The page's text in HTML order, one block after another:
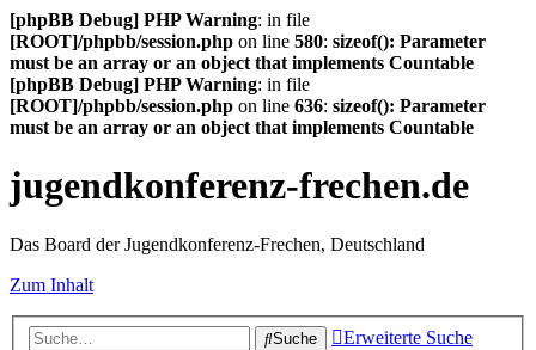
[phpBB Debug] PHP Warning: in file
[ROOT]/phpbb/session.php on line 580: sizeof(): Parameter
must be an array or an object that implements Countable
[phpBB Debug] PHP Warning: in file
[ROOT]/phpbb/session.php on line 636: sizeof(): Parameter
must be an array or an object that implements Countable
jugendkonferenz-frechen.de
Das Board der Jugendkonferenz-Frechen, Deutschland
Zum Inhalt
Suche Erweiterte Suche